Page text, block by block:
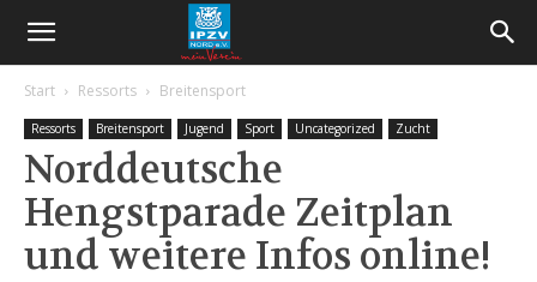
Start Ressorts Breitensport
Ressorts Breitensport Jugend Sport Uncategorized Zucht
Norddeutsche
Hengstparade Zeitplan
und weitere Infos online!